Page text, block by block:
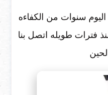
سنوات من الكفاءه
فترات طويله اتصل بنا